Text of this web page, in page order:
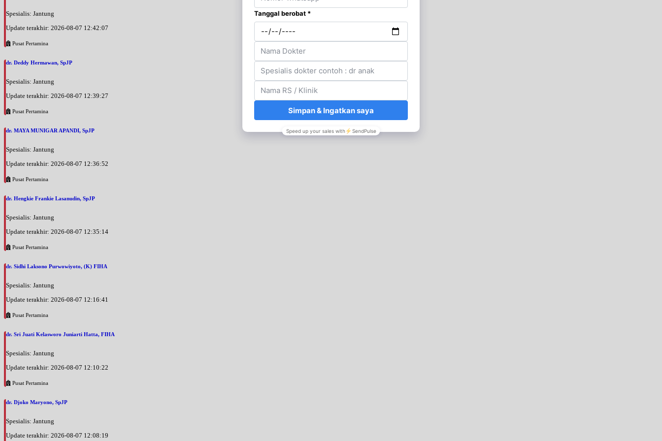
Spesialis: Jantung
Update terakhir: 2026-08-07 12:42:07
Pusat Pertamina
dr. Deddy Hermawan, SpJP
Spesialis: Jantung
Update terakhir: 2026-08-07 12:39:27
Pusat Pertamina
dr. MAYA MUNIGAR APANDI, SpJP
Spesialis: Jantung
Update terakhir: 2026-08-07 12:36:52
Pusat Pertamina
dr. Hengkie Frankie Lasanudin, SpJP
Spesialis: Jantung
Update terakhir: 2026-08-07 12:35:14
Pusat Pertamina
dr. Sidhi Laksono Purwowiyoto, (K) FIHA
Spesialis: Jantung
Update terakhir: 2026-08-07 12:16:41
Pusat Pertamina
dr. Sri Juati Kelasworo Juniarti Hatta, FIHA
Spesialis: Jantung
Update terakhir: 2026-08-07 12:10:22
Pusat Pertamina
dr. Djoko Maryono, SpJP
Spesialis: Jantung
Update terakhir: 2026-08-07 12:08:19